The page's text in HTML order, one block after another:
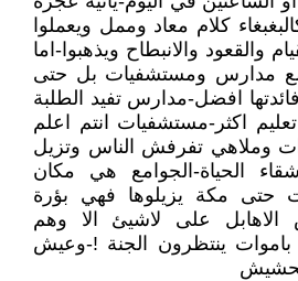
كلام معاد وممل ويعملوا
والانبطاح ويذهبوا-اما
مدارس ومستشفيات بل حتى
افضل-مدارس تفيد الطلبة
اكثر-مستشفيات انتم اعلم
وملاهي تفرفش الناس وتزيل
الحياة-الجوامع هي مكان
حتى مكة يزيلوها فهي بؤرة
على لاشيئ الا وهم
باموات ينتظرون الجنة !-وعيش